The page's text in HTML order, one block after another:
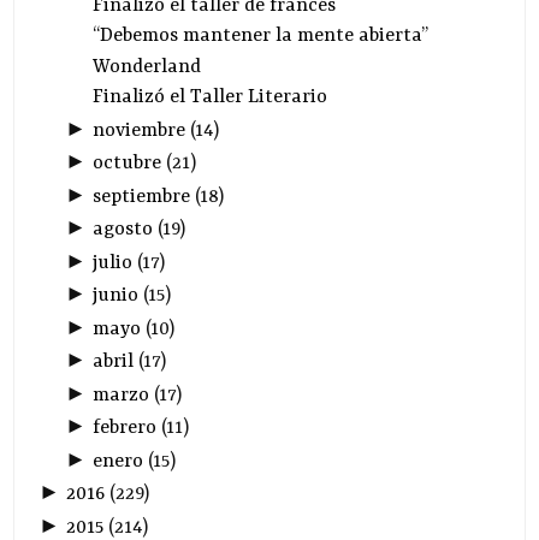
Finalizó el taller de francés
“Debemos mantener la mente abierta”
Wonderland
Finalizó el Taller Literario
► noviembre(14)
► octubre(21)
► septiembre(18)
► agosto (19)
► julio (17)
► junio (15)
► mayo (10)
► abril(17)
► marzo (17)
► febrero (11)
► enero (15)
►2016 (229)
► 2015 (214)